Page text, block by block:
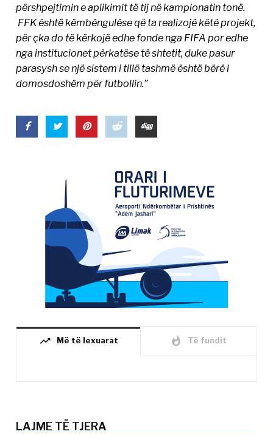
përshpejtimin e aplikimit të tij në kampionatin tonë.
FFK është këmbëngulëse që ta realizojë këtë projekt,
për çka do të kërkojë edhe fonde nga FIFA por edhe
nga institucionet përkatëse të shtetit, duke pasur
parasysh se një sistem i tillë tashmë është bërë i
domosdoshëm për futbollin.”
trending_up Më të lexuarat whatshot Të fundit
LAJME TË TJERA